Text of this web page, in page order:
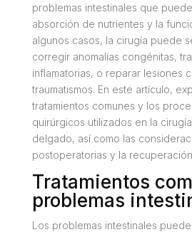
problemas intestinales que
absorción de nutrientes y la
algunos casos, la cirugía puede
corregir anomalías congénitas,
inflamatorias, o reparar lesiones
traumatismos. En este artículo,
tratamientos comunes y los
quirúrgicos utilizados en la
delgado, así como las
postoperatorias y la
Tratamientos
problemas
Los problemas intestinales